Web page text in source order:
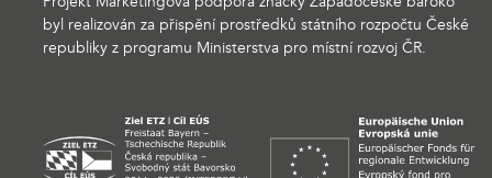
byl realizován za přispění prostředků státního rozpočtu České
republiky z programu Ministerstva pro místní rozvoj ČR.